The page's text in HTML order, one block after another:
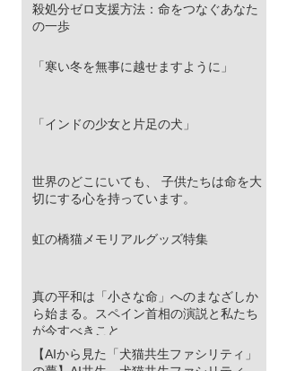
殺処分ゼロ支援方法：命をつなぐあなた
の一歩
「寒い冬を無事に越せますように」
「インドの少女と片足の犬」
世界のどこにいても、 子供たちは命を大
切にする心を持っています。
虹の橋猫メモリアルグッズ特集
真の平和は「小さな命」へのまなざしか
ら始まる。スペイン首相の演説と私たち
が今すべきこと
【AIから見た「犬猫共生ファシリティ」